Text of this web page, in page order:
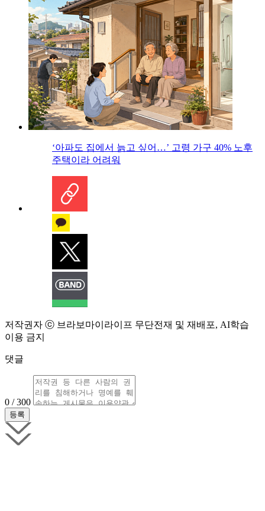
‘아파도 집에서 늙고 싶어…’ 고령 가구 40% 노후
주택이라 어려워
저작권자 ⓒ 브라보마이라이프 무단전재 및 재배포, AI학습
이용 금지
댓글
0 / 300